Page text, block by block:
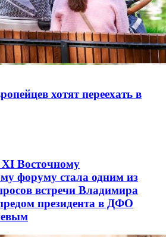
хотят переехать в
Восточному
форуму стала одним из
встречи Владимира
президента в ДФО